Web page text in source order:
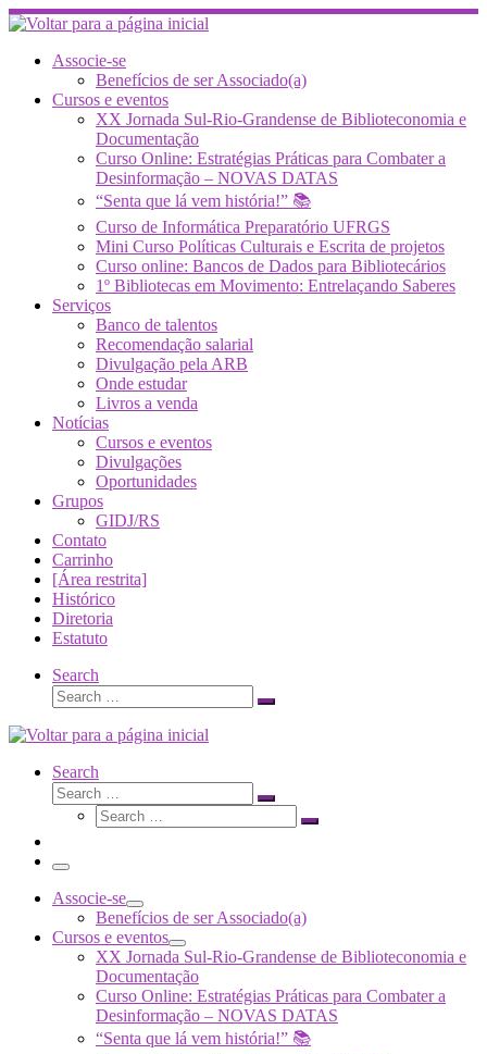
Skip
to
contentAssocie-se
Benefícios de ser Associado(a)
Cursos e eventos
XX Jornada Sul-Rio-Grandense de Biblioteconomia e
Documentação
Curso Online: Estratégias Práticas para Combater a
Desinformação – NOVAS DATAS
“Senta que lá vem história!” 📚
Curso de Informática Preparatório UFRGS
Mini Curso Políticas Culturais e Escrita de projetos
Curso online: Bancos de Dados para Bibliotecários
1º Bibliotecas em Movimento: Entrelaçando Saberes
Serviços
Banco de talentos
Recomendação salarial
Divulgação pela ARB
Onde estudar
Livros a venda
Notícias
Cursos e eventos
Divulgações
Oportunidades
Grupos
GIDJ/RS
Contato
Carrinho
[Área restrita]
Histórico
Diretoria
Estatuto
Search
Search
Search
Search
Search
Search
Search
Search
Menu
Associe-se
Benefícios de ser Associado(a)
Cursos e eventos
XX Jornada Sul-Rio-Grandense de Biblioteconomia e
Documentação
Curso Online: Estratégias Práticas para Combater a
Desinformação – NOVAS DATAS
“Senta que lá vem história!” 📚